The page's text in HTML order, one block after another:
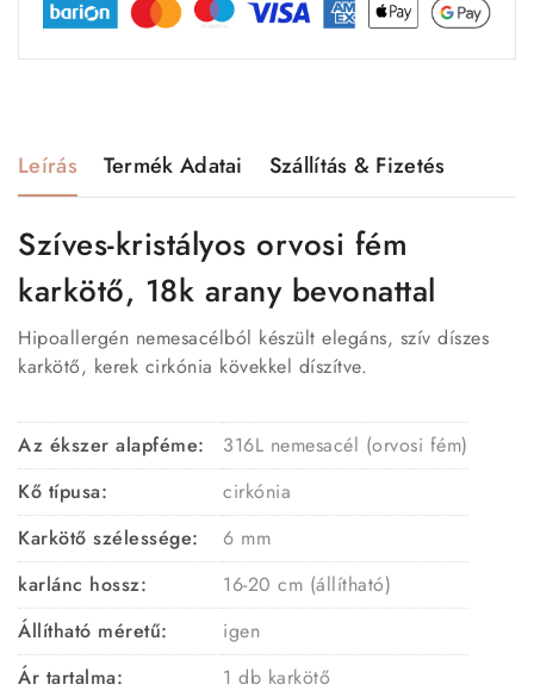
Leírás Termék Adatai Szállítás & Fizetés
Szíves-kristályos orvosi fém
karkötő, 18k arany bevonattal
Hipoallergén nemesacélból készült elegáns, szív díszes
karkötő, kerek cirkónia kövekkel díszítve.
Az ékszer alapféme:
316L nemesacél (orvosi fém)
Kő típusa:
cirkónia
Karkötő szélessége:
6 mm
karlánc hossz:
16-20 cm (állítható)
Állítható méretű:
igen
Ár tartalma:
1 db karkötő